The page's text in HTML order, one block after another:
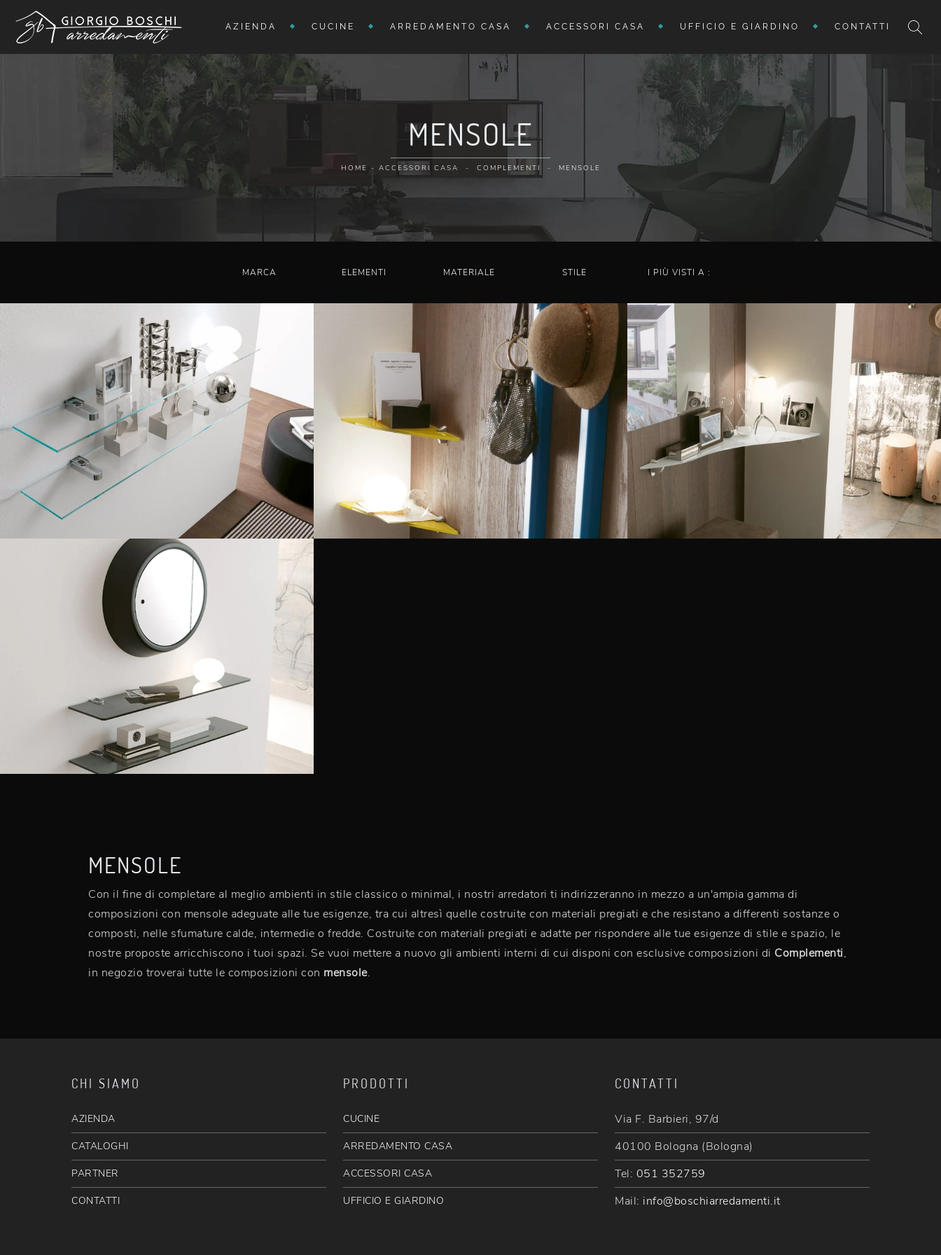
AZIENDA CUCINE ARREDAMENTO CASA ACCESSORI CASA UFFICIO E GIARDINO CONTATTI
MENSOLE
HOME - ACCESSORI CASA - COMPLEMENTI - MENSOLE
MARCA ELEMENTI MATERIALE STILE I PIÙ VISTI A :
MENSOLE
Con il fine di completare al meglio ambienti in stile classico o minimal, i nostri arredatori ti indirizzeranno in mezzo a un'ampia gamma di
composizioni con mensole adeguate alle tue esigenze, tra cui altresì quelle costruite con materiali pregiati e che resistano a differenti sostanze o
composti, nelle sfumature calde, intermedie o fredde. Costruite con materiali pregiati e adatte per rispondere alle tue esigenze di stile e spazio, le
nostre proposte arricchiscono i tuoi spazi. Se vuoi mettere a nuovo gli ambienti interni di cui disponi con esclusive composizioni di Complementi,
in negozio troverai tutte le composizioni con mensole.
CHI SIAMO
AZIENDA
CATALOGHI
PARTNER
CONTATTI
PRODOTTI
CUCINE
ARREDAMENTO CASA
ACCESSORI CASA
UFFICIO E GIARDINO
CONTATTI
Via F. Barbieri, 97/d
40100 Bologna (Bologna)
Tel: 051 352759
Mail: info@boschiarredamenti.it